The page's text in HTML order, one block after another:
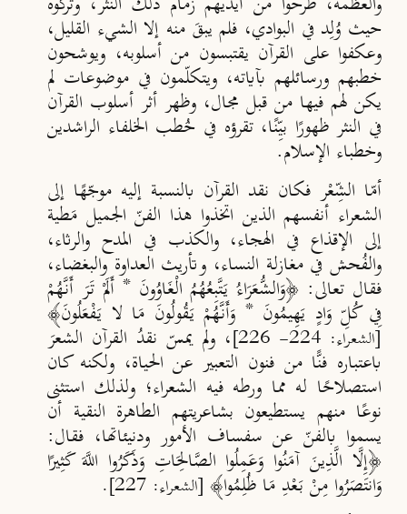
حيث وُلِد في البوادي، فلم يبقَ منه إلا الشيء القليل،
وعكفوا على القرآن يقتبسون من أسلوبه، ويوشحون
خطبهم ورسائلهم بآياته، ويتكلّمون في موضوعات لم
يكن لهم فيها من قبل مجال، وظهر أثر أسلوب القرآن
في النثر ظهورًا بيِّنًا، تقرؤه في خُطب الخلفاء الراشدين
وخطباء الإسلام.
أمّا الشِّعْر فكان نقد القرآن بالنسبة إليه موجّهًا إلى
الشعراء أنفسهم الذين اتخذوا هذا الفنّ الجميل مَطية
إلى الإقذاع في الهجاء، والكذب في المدح والرثاء،
والفُحش في مغازلة النساء، وتأريث العداوة والبغضاء،
فقال تعالى: ﴿وَالشُّعَرَاءُ يَتَّبِعُهُمُ الْغَاوُونَ * أَلَمْ تَرَ أَنَّهُمْ
فِي كُلِّ وَادٍ يَهِيمُونَ * وَأَنَّهُمْ يَقُولُونَ مَا لا يَفْعَلُونَ﴾
[الشعراء: 224- 226] ، ولم يمسّ نقدُ القرآن الشعرَ
باعتباره فنًّا من فنون التعبير عن الحياة، ولكنه كان
استصلاحًا له مما ورطه فيه الشعراء؛ ولذلك استثنى
نوعًا منهم يستطيعون بشاعريتهم الطاهرة النقية أن
يسموا بالفنّ عن سفساف الأمور ودنيئاتها، فقال:
﴿إِلَّا الَّذِينَ آمَنُوا وَعَمِلُوا الصَّالِحَاتِ وَذَكَرُوا اللَّهَ كَثِيرًا
وَانتَصَرُوا مِنْ بَعْدِ مَا ظُلِمُوا﴾ [الشعراء: 227].